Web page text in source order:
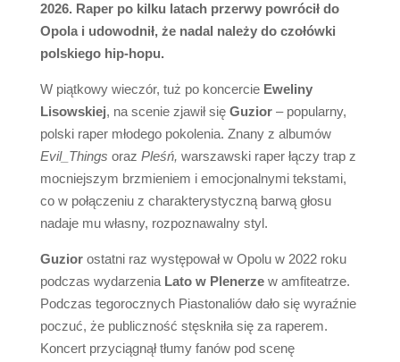
2026. Raper po kilku latach przerwy powrócił do
Opola i udowodnił, że nadal należy do czołówki
polskiego hip-hopu.
W piątkowy wieczór, tuż po koncercie Eweliny
Lisowskiej, na scenie zjawił się Guzior – popularny,
polski raper młodego pokolenia. Znany z albumów
Evil_Things oraz Pleśń, warszawski raper łączy trap z
mocniejszym brzmieniem i emocjonalnymi tekstami,
co w połączeniu z charakterystyczną barwą głosu
nadaje mu własny, rozpoznawalny styl.
Guziorostatni raz występował w Opolu w 2022 roku
podczas wydarzenia Lato w Plenerzew amfiteatrze.
Podczas tegorocznych Piastonaliów dało się wyraźnie
poczuć, że publiczność stęskniła się za raperem.
Koncert przyciągnął tłumy fanów pod scenę